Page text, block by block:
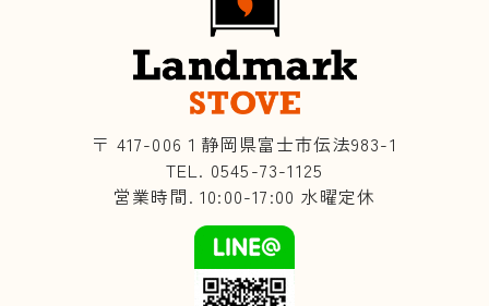
〒 417-006１静岡県富士市伝法983-1
TEL. 0545-73-1125
営業時間. 10:00-17:00 水曜定休